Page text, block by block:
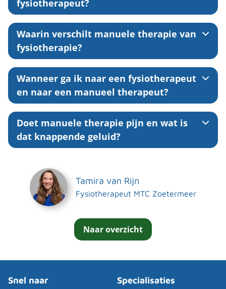
fysiotherapeut?
Waarin verschilt manuele therapie van
fysiotherapie?
Wanneer ga ik naar een fysiotherapeut
en naar een manueel therapeut?
Doet manuele therapie pijn en wat is
dat knappende geluid?
Tamira van Rijn
Fysiotherapeut MTC Zoetermeer
Naar overzicht
Snel naar Specialisaties